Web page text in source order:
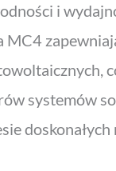
i
MC4
systemów
doskonałych